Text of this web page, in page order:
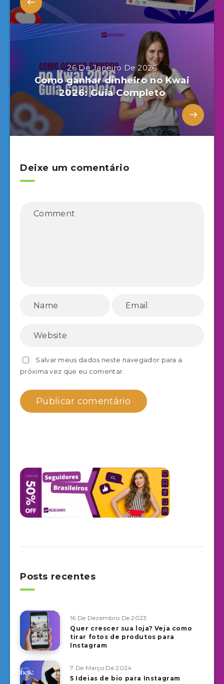
26 De Janeiro De 2026
Como ganhar dinheiro no Kwai
2026: Guia Completo
Deixe um comentário
Salvar meus dados neste navegador para a
próxima vez que eu comentar.
Posts recentes
16 De Dezembro De 2023
Quer crescer sua loja? Veja como
tirar fotos de produtos para
Instagram
7 De Março De 2024
5 Ideias de bio para Instagram